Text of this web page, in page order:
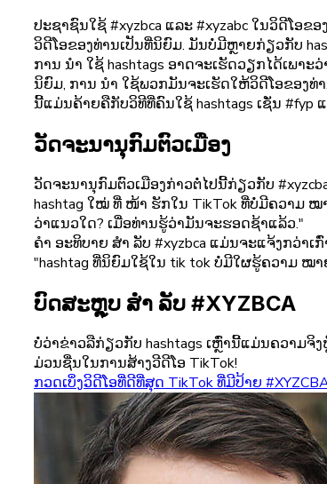
ປະຊາຊົນໃຊ້ #xyzbca ແລະ #xyzabc ໃນວິດີໂອຂ
ວິດີໂອຂອງທ່ານເປັນທີ່ນິຍົມ. ມັນບໍ່ມີຫຼາຍກ່ຽວກັບ
ການ ນຳ ໃຊ້ hashtags ອາດຈະເຮັດວຽກໄດ້ເພາະ
ນິຍົມ, ການ ນຳ ໃຊ້ພວກມັນຈະເຮັດໃຫ້ວິດີໂອຂອງທ່າ
ນີ້ແມ່ນຄ້າຍຄືກັບວິທີທີ່ຄົນໃຊ້ hashtags ເຊັ່ນ #fyp
ວັດຈະນານຸກົມຕົວເມືອງ
ວັດຈະນານຸກົມຕົວເມືອງກ່າວຕໍ່ໄປນີ້ກ່ຽວກັບ
hashtag ໃໝ່ ທີ່ ໜ້າ ຮັກໃນ TikTok ທີ່ບໍ່ມີຄວາມ
ວ່າແນວໃດ? ເມື່ອທ່ານຮູ້ວ່າມັນຈະຮອດຊ້າແລ້ວ."
ຄຳ ອະທິບາຍ ສຳ ລັບ #xyzbca ແມ່ນຈະແຈ້ງກວ່າເກົ່
"hashtag ທີ່ນິຍົມໃຊ້ໃນ tik tok ບໍ່ມີໃຜຮູ້ຄວາມ ໝ
ບົດສະຫຼຸບ ສຳ ລັບ #XYZBCA
ບໍ່ວ່າຂ່າວລືກ່ຽວກັບ hashtags ເຫຼົ່ານີ້ແມ່ນຄວາມຈິ
ມ່ວນຊື່ນໃນການສ້າງວີດີໂອ TikTok!
ກວດເບິ່ງວິດີໂອທີ່ດີທີ່ສຸດ TikTok ທີ່ມີປ້າຍ